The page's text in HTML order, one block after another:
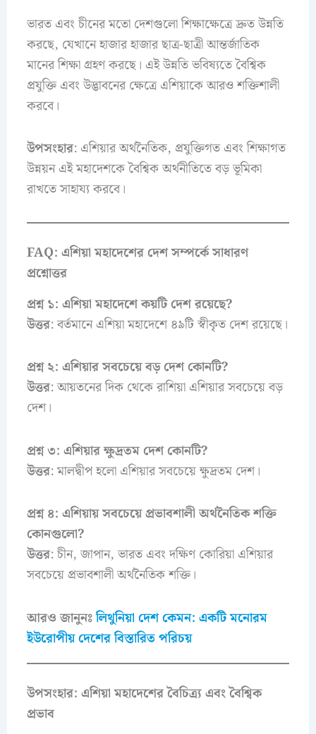
ভারত এবং চীনের মতো দেশগুলো শিক্ষাক্ষেত্রে দ্রুত উন্নতি
করছে, যেখানে হাজার হাজার ছাত্র-ছাত্রী আন্তর্জাতিক
মানের শিক্ষা গ্রহণ করছে। এই উন্নতি ভবিষ্যতে বৈশ্বিক
প্রযুক্তি এবং উদ্ভাবনের ক্ষেত্রে এশিয়াকে আরও শক্তিশালী
করবে।
উপসংহার: এশিয়ার অর্থনৈতিক, প্রযুক্তিগত এবং শিক্ষাগত
উন্নয়ন এই মহাদেশকে বৈশ্বিক অর্থনীতিতে বড় ভূমিকা
রাখতে সাহায্য করবে।
FAQ: এশিয়া মহাদেশের দেশ সম্পর্কে সাধারণ
প্রশ্নোত্তর
প্রশ্ন ১: এশিয়া মহাদেশে কয়টি দেশ রয়েছে?
উত্তর: বর্তমানে এশিয়া মহাদেশে ৪৯টি স্বীকৃত দেশ রয়েছে।
প্রশ্ন ২: এশিয়ার সবচেয়ে বড় দেশ কোনটি?
উত্তর: আয়তনের দিক থেকে রাশিয়া এশিয়ার সবচেয়ে বড়
দেশ।
প্রশ্ন ৩: এশিয়ার ক্ষুদ্রতম দেশ কোনটি?
উত্তর: মালদ্বীপ হলো এশিয়ার সবচেয়ে ক্ষুদ্রতম দেশ।
প্রশ্ন ৪: এশিয়ায় সবচেয়ে প্রভাবশালী অর্থনৈতিক শক্তি
কোনগুলো?
উত্তর: চীন, জাপান, ভারত এবং দক্ষিণ কোরিয়া এশিয়ার
সবচেয়ে প্রভাবশালী অর্থনৈতিক শক্তি।
আরও জানুনঃলিথুনিয়া দেশ কেমন: একটি মনোরম
ইউরোপীয় দেশের বিস্তারিত পরিচয়
উপসংহার: এশিয়া মহাদেশের বৈচিত্র্য এবং বৈশ্বিক
প্রভাব